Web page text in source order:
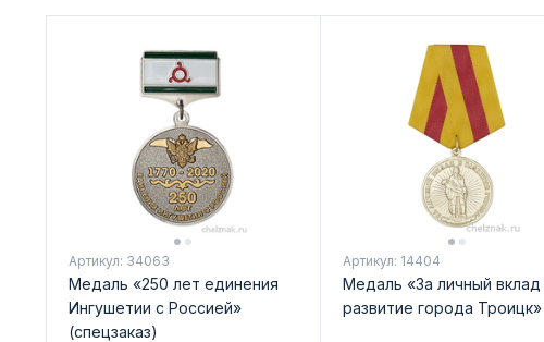
Артикул: 34063
Медаль «250 лет единения
Ингушетии с Россией»
(спецзаказ)
Артикул: 14404
Медаль «За личный вклад
развитие города Троицк»